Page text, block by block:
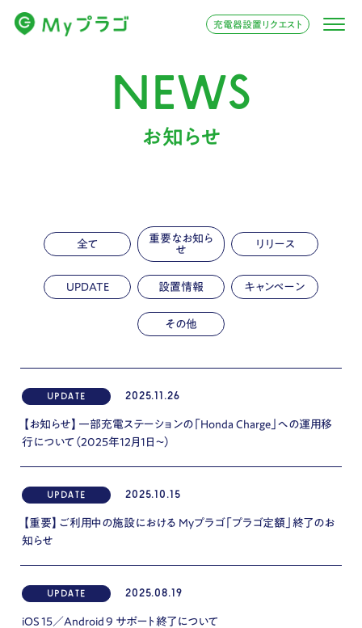
充電器設置リクエスト
NEWS
お知らせ
全て
重要なお知ら
せ
リリース
UPDATE 設置情報 キャンペーン
その他
UPDATE 2025.11.26
【お知らせ】一部充電ステーションの「Honda Charge」への運用移
行について（2025年12月1日〜）
UPDATE 2025.10.15
【重要】ご利用中の施設における Myプラゴ「プラゴ定額」終了のお
知らせ
UPDATE 2025.08.19
iOS 15／Android 9 サポート終了について